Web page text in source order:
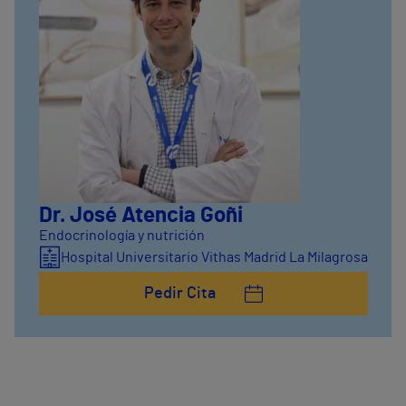
Dr. José Atencia Goñi
Endocrinología y nutrición
Hospital Universitario Vithas Madrid La Milagrosa
Pedir Cita